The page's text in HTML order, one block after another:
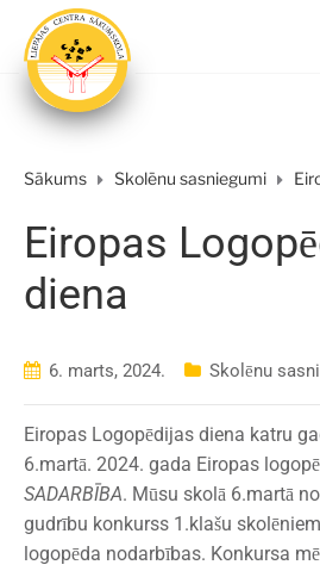
Sākums Skolēnu sasniegumi
Eiropas
diena
6. marts, 2024. Skolēnu
Eiropas Logopēdijas diena katru
6.martā. 2024. gada Eiropas
SADARBĪBA. Mūsu skolā 6.martā
gudrību konkurss 1.klašu
logopēda nodarbības. Konkursa